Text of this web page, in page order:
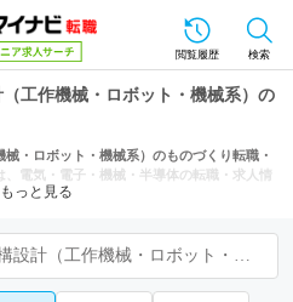
閲覧履歴 検索
工作機械・ロボット・機械系）の
・ロボット・機械系）のものづくり転職・
電気・電子・機械・半導体の転職・求人情
もっと見る
北海道札幌市／機械・機構設計（工作機械・ロボット・機械系）